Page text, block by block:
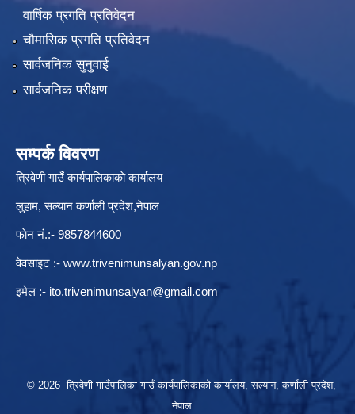
वार्षिक प्रगति प्रतिवेदन
चौमासिक प्रगति प्रतिवेदन
सार्वजनिक सुनुवाई
सार्वजनिक परीक्षण
सम्पर्क विवरण
त्रिवेणी गाउँ कार्यपालिकाकाे कार्यालय
लुहाम, सल्यान कर्णाली प्रदेश,नेपाल
फाेन नं.:- 9857844600
वेवसाइट :- www.trivenimunsalyan.gov.np
इमेल :- ito.trivenimunsalyan@gmail.com
© 2026 त्रिवेणी गाउँपालिका गाउँ कार्यपालिकाकाे कार्यालय, सल्यान, कर्णाली प्रदेश,
नेपाल